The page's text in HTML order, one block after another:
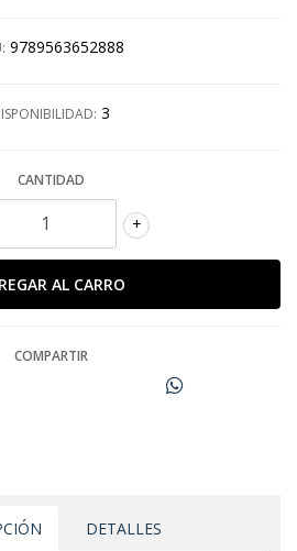
9789563652888
3
CANTIDAD
+
COMPARTIR
DETALLES